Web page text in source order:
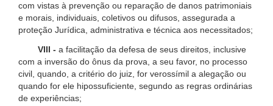
com vistas à prevenção ou reparação de danos patrimoniais
e morais, individuais, coletivos ou difusos, assegurada a
proteção Jurídica, administrativa e técnica aos necessitados;
VIII - a facilitação da defesa de seus direitos, inclusive
com a inversão do ônus da prova, a seu favor, no processo
civil, quando, a critério do juiz, for verossímil a alegação ou
quando for ele hipossuficiente, segundo as regras ordinárias
de experiências;